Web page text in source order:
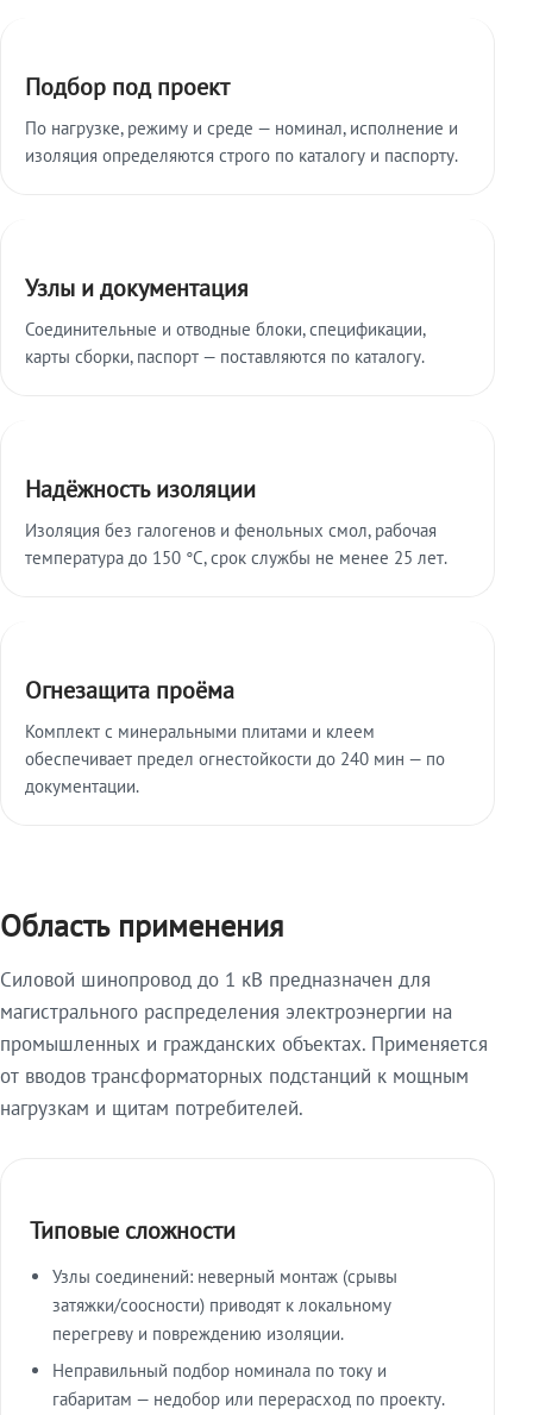
Подбор под проект
По нагрузке, режиму и среде — номинал, исполнение и
изоляция определяются строго по каталогу и паспорту.
Узлы и документация
Соединительные и отводные блоки, спецификации,
карты сборки, паспорт — поставляются по каталогу.
Надёжность изоляции
Изоляция без галогенов и фенольных смол, рабочая
температура до 150 °C, срок службы не менее 25 лет.
Огнезащита проёма
Комплект с минеральными плитами и клеем
обеспечивает предел огнестойкости до 240 мин — по
документации.
Область применения
Силовой шинопровод до 1 кВ предназначен для
магистрального распределения электроэнергии на
промышленных и гражданских объектах. Применяется
от вводов трансформаторных подстанций к мощным
нагрузкам и щитам потребителей.
Типовые сложности
Узлы соединений: неверный монтаж (срывы
затяжки/соосности) приводят к локальному
перегреву и повреждению изоляции.
Неправильный подбор номинала по току и
габаритам — недобор или перерасход по проекту.